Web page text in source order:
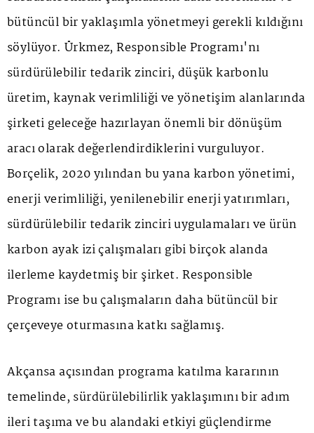
bütüncül bir yaklaşımla yönetmeyi gerekli kıldığını
söylüyor. Ürkmez, Responsible Programı'nı
sürdürülebilir tedarik zinciri, düşük karbonlu
üretim, kaynak verimliliği ve yönetişim alanlarında
şirketi geleceğe hazırlayan önemli bir dönüşüm
aracı olarak değerlendirdiklerini vurguluyor.
Borçelik, 2020 yılından bu yana karbon yönetimi,
enerji verimliliği, yenilenebilir enerji yatırımları,
sürdürülebilir tedarik zinciri uygulamaları ve ürün
karbon ayak izi çalışmaları gibi birçok alanda
ilerleme kaydetmiş bir şirket. Responsible
Programı ise bu çalışmaların daha bütüncül bir
çerçeveye oturmasına katkı sağlamış.
Akçansa açısından programa katılma kararının
temelinde, sürdürülebilirlik yaklaşımını bir adım
ileri taşıma ve bu alandaki etkiyi güçlendirme